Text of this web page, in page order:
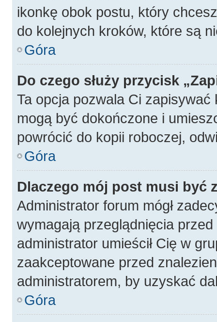
ikonkę obok postu, który
do kolejnych kroków, które są
Góra
Do czego służy przycisk
Ta opcja pozwala Ci
mogą być dokończone i
powrócić do kopii roboczej,
Góra
Dlaczego mój post musi być
Administrator forum mógł
wymagają przeglądnięcia
administrator umieścił Cię w
zaakceptowane przed
administratorem, by uzyskać
Góra